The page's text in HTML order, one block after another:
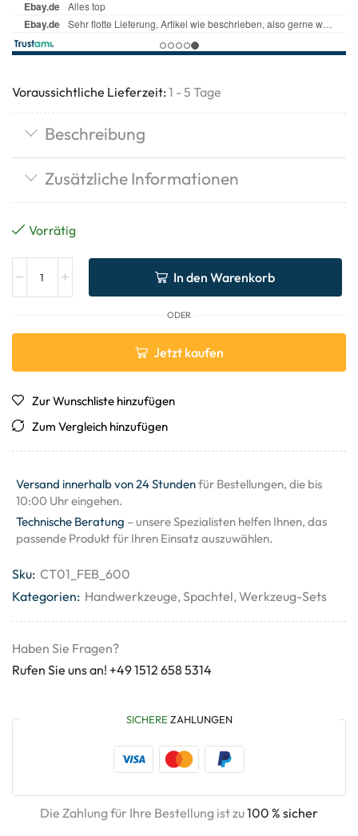
Voraussichtliche Lieferzeit: 1 - 5 Tage
Beschreibung
Zusätzliche Informationen
Vorrätig
In den Warenkorb
ODER
Jetzt kaufen
Zur Wunschliste hinzufügen
Zum Vergleich hinzufügen
Versand innerhalb von 24 Stundenfür Bestellungen, die bis
10:00 Uhr eingehen.
Technische Beratung – unsere Spezialisten helfen Ihnen, das
passende Produkt für Ihren Einsatz auszuwählen.
Sku: CT01_FEB_600
Kategorien: Handwerkzeuge, Spachtel, Werkzeug-Sets
Haben Sie Fragen?
Rufen Sie uns an! +49 1512 658 5314
SICHERE ZAHLUNGEN
Die Zahlung für Ihre Bestellung ist zu100 % sicher